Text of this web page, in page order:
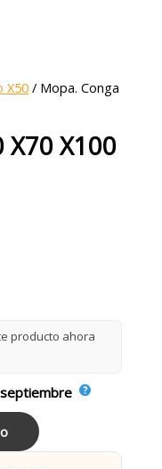
X50 / Mopa. Conga
X70 X100
producto ahora